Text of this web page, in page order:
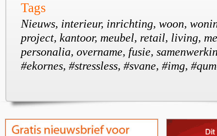
Tags
Nieuws, interieur, inrichting, woon,
project, kantoor, meubel, retail, living,
personalia, overname, fusie,
#ekornes, #stressless, #svane, #img,